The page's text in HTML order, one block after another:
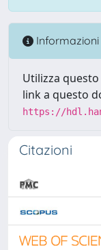
Informazioni
Utilizza
link a questo
https://
Citazioni